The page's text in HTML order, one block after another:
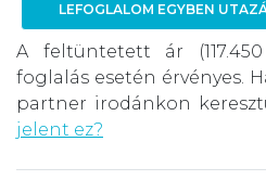
LEFOGLALOM EGYBEN
A feltüntetett ár
foglalás esetén érvényes.
partner irodánkon
jelent ez?